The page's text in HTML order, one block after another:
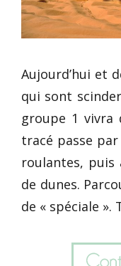
Aujourd’hui et
qui sont
groupe 1 vivra
tracé passe
roulantes, puis
de dunes.
de « spéciale ».